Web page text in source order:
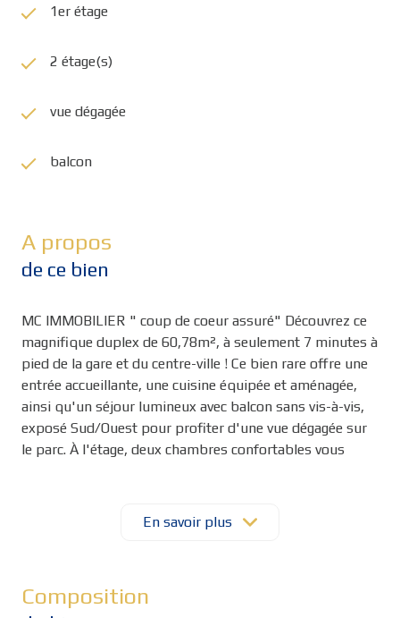
1er étage
2 étage(s)
vue dégagée
balcon
A propos
de ce bien
MC IMMOBILIER " coup de coeur assuré" Découvrez ce
magnifique duplex de 60,78m², à seulement 7 minutes à
pied de la gare et du centre-ville ! Ce bien rare offre une
entrée accueillante, une cuisine équipée et aménagée,
ainsi qu'un séjour lumineux avec balcon sans vis-à-vis,
exposé Sud/Ouest pour profiter d'une vue dégagée sur
le parc. À l'étage, deux chambres confortables vous
séparé. Cerise sur le gâteau : un BOX de 16.67m² avec
faibles charges de copropriété. Pour venir découvrir ce
En savoir plus
Composition